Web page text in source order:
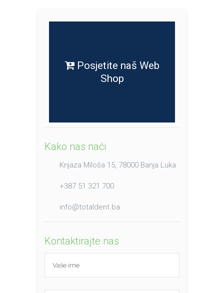
Posjetite naš Web
Shop
Kako nas naći
Knjaza Miloša 15, 78000 Banja Luka
+387 51 321 700
info@totaldent.ba
Kontaktirajte nas